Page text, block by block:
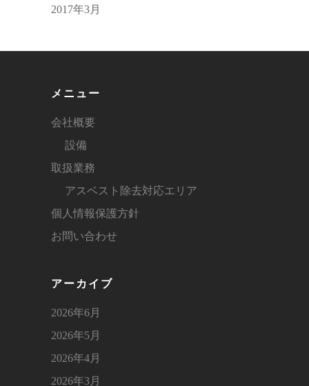
2017年3月
メニュー
会社概要
設備
取扱業務
アスベスト除去対応エリア
個人情報保護方針
お問い合わせ
アーカイブ
2026年6月
2026年5月
2026年4月
2026年3月